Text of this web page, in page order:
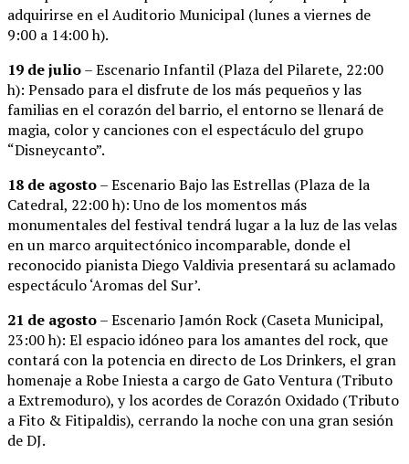
adquirirse en el Auditorio Municipal (lunes a viernes de
9:00 a 14:00 h).
19 de julio– Escenario Infantil (Plaza del Pilarete, 22:00
h): Pensado para el disfrute de los más pequeños y las
familias en el corazón del barrio, el entorno se llenará de
magia, color y canciones con el espectáculo del grupo
“Disneycanto”.
18 de agosto– Escenario Bajo las Estrellas (Plaza de la
Catedral, 22:00 h): Uno de los momentos más
monumentales del festival tendrá lugar a la luz de las velas
en un marco arquitectónico incomparable, donde el
reconocido pianista Diego Valdivia presentará su aclamado
espectáculo ‘Aromas del Sur’.
21 de agosto– Escenario Jamón Rock (Caseta Municipal,
23:00 h): El espacio idóneo para los amantes del rock, que
contará con la potencia en directo de Los Drinkers, el gran
homenaje a Robe Iniesta a cargo de Gato Ventura (Tributo
a Extremoduro), y los acordes de Corazón Oxidado (Tributo
a Fito & Fitipaldis), cerrando la noche con una gran sesión
de DJ.